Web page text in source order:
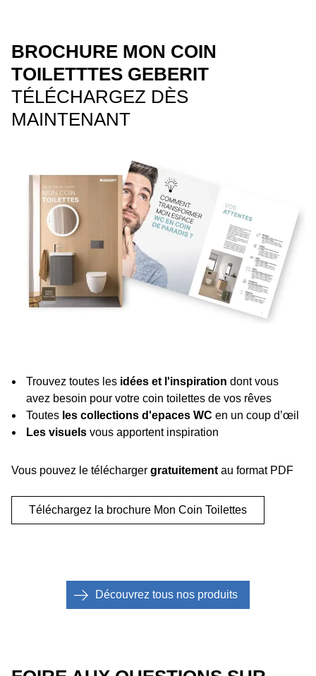
BROCHURE MON COIN
TOILETTTES GEBERIT
TÉLÉCHARGEZ DÈS
MAINTENANT
Trouvez toutes les idées et l'inspiration dont vous
avez besoin pour votre coin toilettes de vos rêves
Toutes les collections d'epaces WC en un coup dʼœil
Les visuels vous apportent inspiration
Vous pouvez le télécharger gratuitement au format PDF
Téléchargez la brochure Mon Coin Toilettes
Découvrez tous nos produits